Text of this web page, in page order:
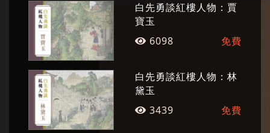
夢》、電影劇本《金大班的最後一夜》、《玉卿
嫂》、《孤戀花》、《最後的貴族》等。兩岸均
已出版《白先勇作品集》。關於白先勇文學創作
的研究，兩岸均不斷有學者投入，人數眾多，面
向多元，形成白先勇文學經典化現象。
白先勇談紅樓人物：賈
寶玉
6098
免費
白先勇談紅樓人物：林
黛玉
3439
免費